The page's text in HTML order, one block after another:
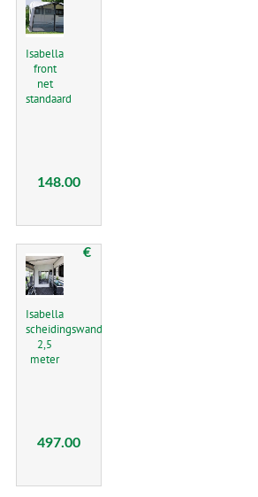
Isabella
front
net
standaard
148.00
Isabella
scheidingswand
2,5
meter
€
497.00